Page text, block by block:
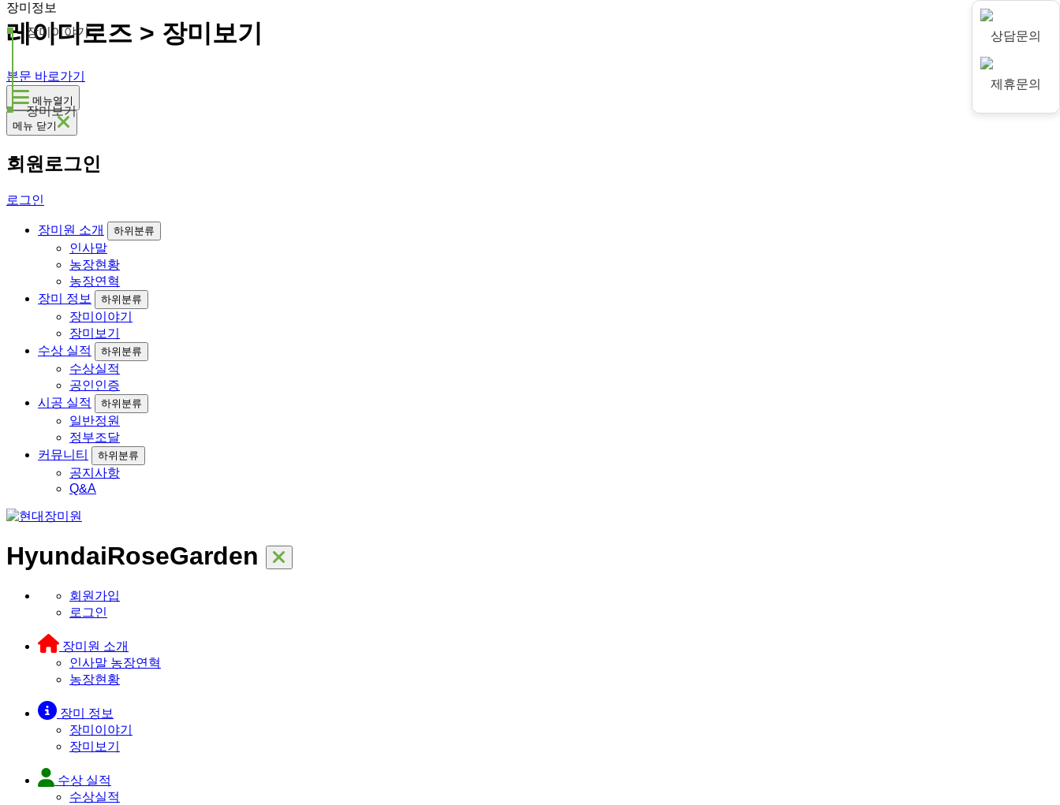
레이디로즈 > 장미보기
본문 바로가기
메뉴열기
메뉴 닫기
회원로그인
로그인
장미원 소개 하위분류
인사말
농장현황
농장연혁
장미 정보
하위분류
장미이야기
장미보기
수상 실적
하위분류
수상실적
공인인증
시공 실적
하위분류
일반정원
정부조달
커뮤니티
하위분류
공지사항
Q&A
HyundaiRoseGarden
회원가입
로그인
장미원 소개
인사말 농장연혁
농장현황
장미 정보
장미이야기
장미보기
수상 실적
수상실적
장미정보
장미이야기
장미보기
상담문의
제휴문의